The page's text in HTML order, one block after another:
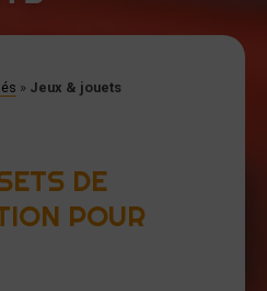
» Jeux & jouets
DE
POUR